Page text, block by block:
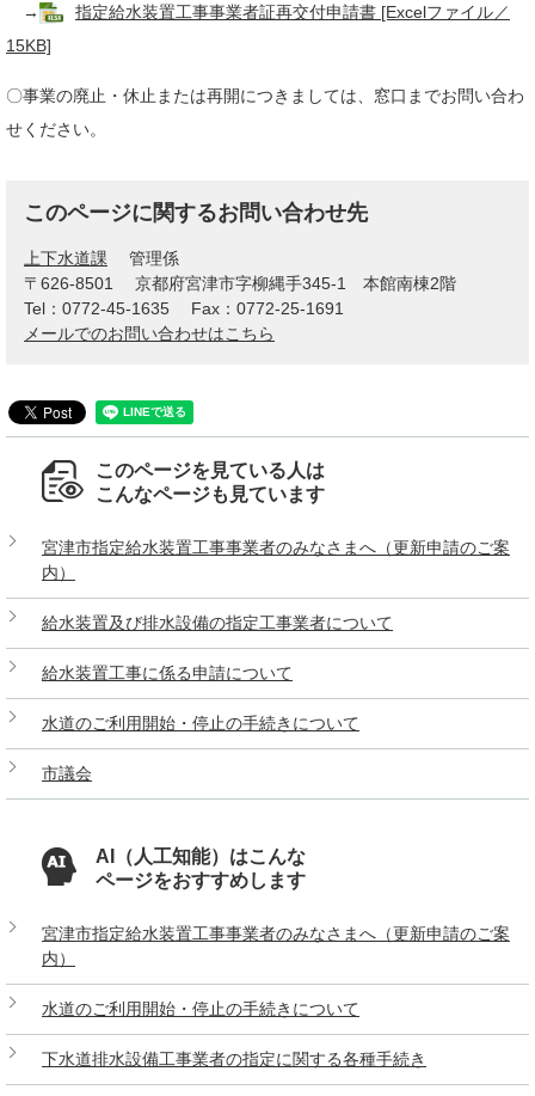
→
指定給水装置工事事業者証再交付申請書 [Excelファイル／
15KB]
〇事業の廃止・休止または再開につきましては、窓口までお問い合わ
せください。
このページに関するお問い合わせ先
上下水道課
管理係
〒626-8501
京都府宮津市字柳縄手345-1 本館南棟2階
Tel：0772-45-1635
Fax：0772-25-1691
メールでのお問い合わせはこちら
このページを見ている人は
こんなページも見ています
宮津市指定給水装置工事事業者のみなさまへ（更新申請のご案
内）
給水装置及び排水設備の指定工事業者について
給水装置工事に係る申請について
水道のご利用開始・停止の手続きについて
市議会
AI（人工知能）はこんな
ページをおすすめします
宮津市指定給水装置工事事業者のみなさまへ（更新申請のご案
内）
水道のご利用開始・停止の手続きについて
下水道排水設備工事業者の指定に関する各種手続き